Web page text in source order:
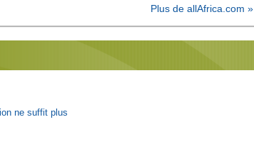
Plus de allAfrica.com »
ne suffit plus